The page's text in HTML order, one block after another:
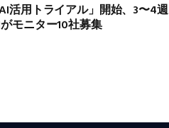
活用トライアル」開始、3〜4週
モニター10社募集